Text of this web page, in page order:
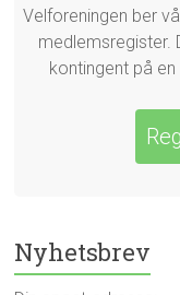
Velforeningen ber
medlemsregister.
kontingent på
Nyhetsbrev